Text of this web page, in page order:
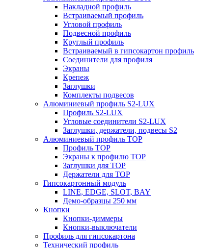
Накладной профиль
Встраиваемый профиль
Угловой профиль
Подвесной профиль
Круглый профиль
Встраиваемый в гипсокартон профиль
Соединители для профиля
Экраны
Крепеж
Заглушки
Комплекты подвесов
Алюминиевый профиль S2-LUX
Профиль S2-LUX
Угловые соединители S2-LUX
Заглушки, держатели, подвесы S2
Алюминиевый профиль TOP
Профиль TOP
Экраны к профилю TOP
Заглушки для TOP
Держатели для TOP
Гипсокартонный модуль
LINE, EDGE, SLOT, BAY
Демо-образцы 250 мм
Кнопки
Кнопки-диммеры
Кнопки-выключатели
Профиль для гипсокартона
Технический профиль